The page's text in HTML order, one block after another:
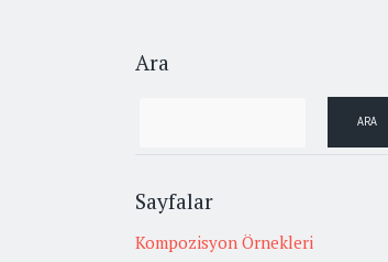
Ara
Sayfalar
Kompozisyon Örnekleri